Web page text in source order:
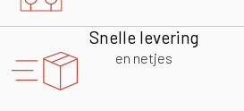
Snelle levering
en netjes